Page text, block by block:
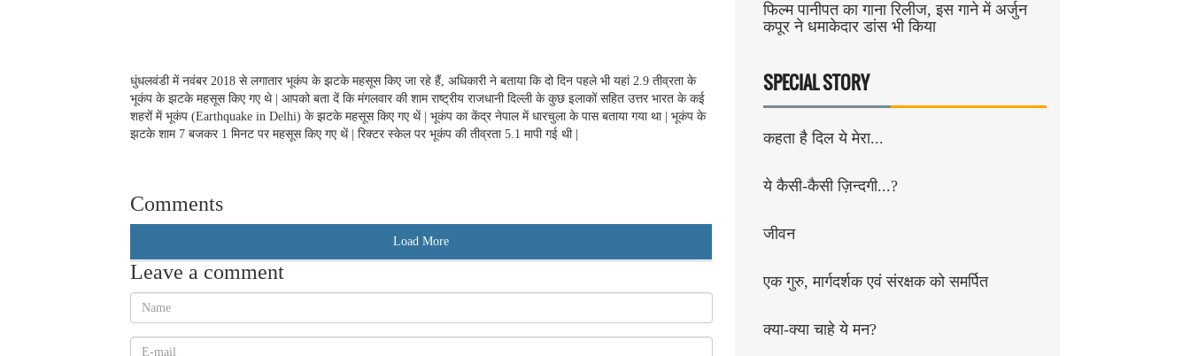
धुंधलवंडी में नवंबर 2018 से लगातार भूकंप के झटके महसूस किए जा रहे हैं, अधिकारी ने बताया कि दो दिन पहले भी यहां 2.9 तीव्रता के
भूकंप के झटके महसूस किए गए थे | आपको बता दें कि मंगलवार की शाम राष्ट्रीय राजधानी दिल्ली के कुछ इलाकों सहित उत्तर भारत के कई
शहरों में भूकंप (Earthquake in Delhi) के झटके महसूस किए गए थें | भूकंप का केंद्र नेपाल में धारचुला के पास बताया गया था | भूकंप के
झटके शाम 7 बजकर 1 मिनट पर महसूस किए गए थें | रिक्टर स्केल पर भूकंप की तीव्रता 5.1 मापी गई थी |
Comments
Load More
Leave a comment
फिल्म पानीपत का गाना रिलीज, इस गाने में अर्जुन
कपूर ने धमाकेदार डांस भी किया
SPECIAL STORY
कहता है दिल ये मेरा...
ये कैसी-कैसी ज़िन्दगी...?
जीवन
एक गुरु, मार्गदर्शक एवं संरक्षक को समर्पित
क्या-क्या चाहे ये मन?